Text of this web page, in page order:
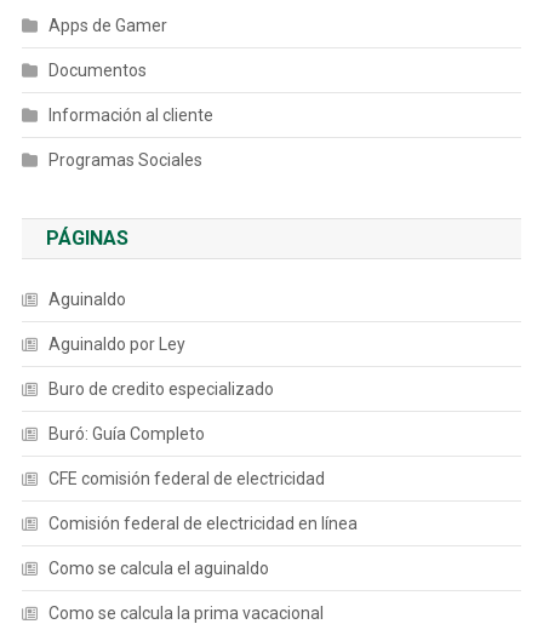
Apps de Gamer
Documentos
Información al cliente
Programas Sociales
PÁGINAS
Aguinaldo
Aguinaldo por Ley
Buro de credito especializado
Buró: Guía Completo
CFE comisión federal de electricidad
Comisión federal de electricidad en línea
Como se calcula el aguinaldo
Como se calcula la prima vacacional